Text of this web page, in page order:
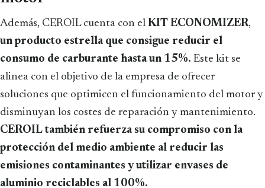
Además, CEROIL cuenta con el KIT ECONOMIZER,
un producto estrella que consigue reducir el
consumo de carburante hasta un 15%. Este kit se
alinea con el objetivo de la empresa de ofrecer
soluciones que optimicen el funcionamiento del motor y
disminuyan los costes de reparación y mantenimiento.
CEROIL también refuerza su compromiso con la
protección del medio ambiente al reducir las
emisiones contaminantes y utilizar envases de
aluminio reciclables al 100%.